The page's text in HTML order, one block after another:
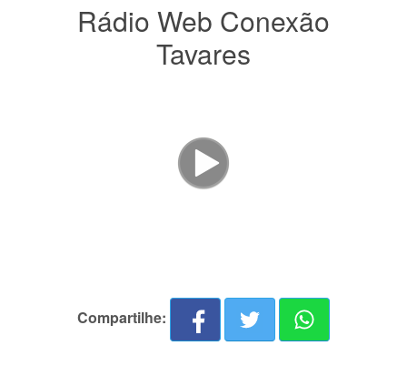
Rádio Web Conexão
Tavares
Compartilhe: